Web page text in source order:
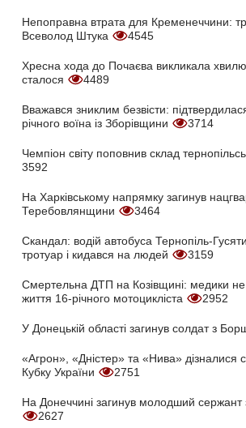
Непоправна втрата для Кременеччини:
Всеволод Штука
4545
Хресна хода до Почаєва викликала
сталося
4489
Вважався зниклим безвісти:
річного воїна із Зборівщини
3714
Чемпіон світу поповнив склад
3592
На Харківському напрямку загинув
Теребовлянщини
3464
Скандал: водій автобуса Тернопіль-
тротуар і кидався на людей
3159
Смертельна ДТП на Козівщині: медики не
життя 16-річного мотоцикліста
2952
У Донецькій області загинув солдат з
«Агрон», «Дністер» та «Нива» дізналися
Кубку України
2751
На Донеччині загинув молодший сержант
2627